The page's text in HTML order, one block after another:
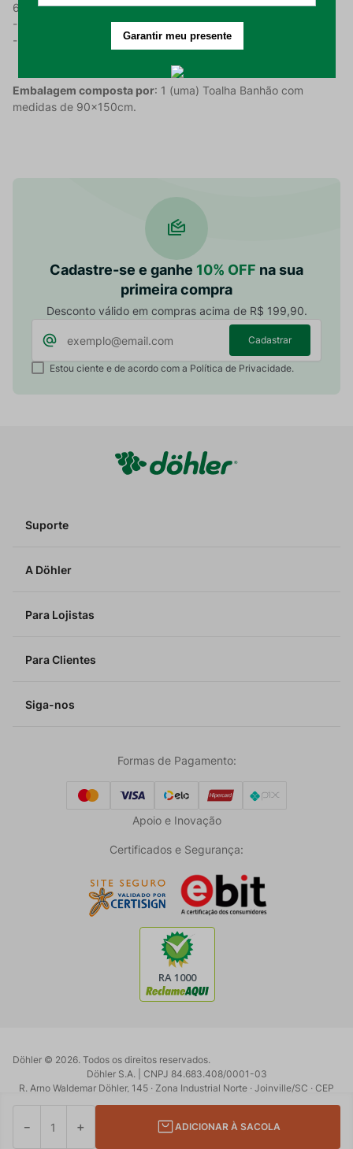
＋
－ ADICIONAR À SACOLA
60°C;
- Não alvejar nem limpar a seco;
- Passar em temperatura máxima de 150°C.
Embalagem composta por: 1 (uma) Toalha Banhão com
medidas de 90x150cm.
Cadastre-se e ganhe 10% OFF na sua
primeira compra
Desconto válido em compras acima de R$ 199,90.
Cadastrar
Estou ciente e de acordo com a Política de Privacidade.
Suporte
A Döhler
Para Lojistas
Para Clientes
Siga-nos
Formas de Pagamento:
Apoio e Inovação
Certificados e Segurança:
Döhler © 2026. Todos os direitos reservados.
Döhler S.A. | CNPJ 84.683.408/0001-03
R. Arno Waldemar Döhler, 145 · Zona Industrial Norte · Joinville/SC · CEP
89219-902